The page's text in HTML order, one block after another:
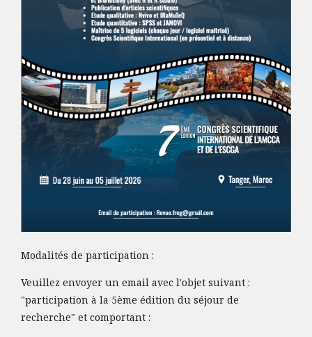
Modalités de participation :
Veuillez envoyer un email avec l'objet suivant :
"participation à la 5ème édition du séjour de
recherche" et comportant :